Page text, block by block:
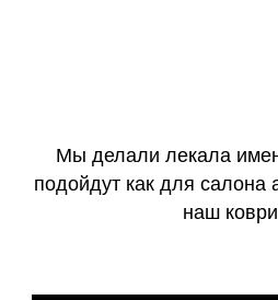
Мы делали лекала
подойдут как для салона
наш